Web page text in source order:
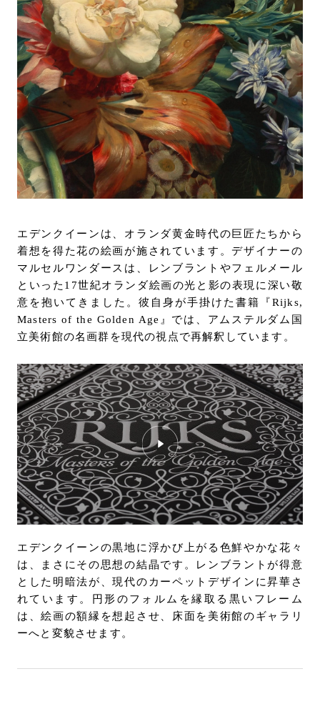
エデンクイーンは、オランダ黄金時代の巨匠たちから
着想を得た花の絵画が施されています。デザイナーの
マルセルワンダースは、レンブラントやフェルメール
といった17世紀オランダ絵画の光と影の表現に深い敬
意を抱いてきました。彼自身が手掛けた書籍『Rijks,
Masters of the Golden Age』では、アムステルダム国
立美術館の名画群を現代の視点で再解釈しています。
エデンクイーンの黒地に浮かび上がる色鮮やかな花々
は、まさにその思想の結晶です。レンブラントが得意
とした明暗法が、現代のカーペットデザインに昇華さ
れています。円形のフォルムを縁取る黒いフレーム
は、絵画の額縁を想起させ、床面を美術館のギャラリ
ーへと変貌させます。